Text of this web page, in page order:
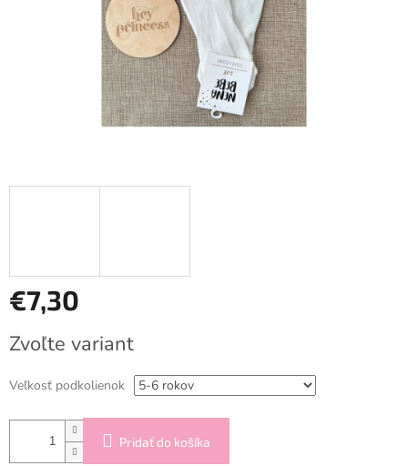
€7,30
cena:
Zvoľte variant
Veľkosť podkolienok
Pridať do košíka